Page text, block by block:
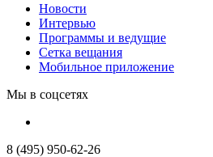
Новости
Интервью
Программы и ведущие
Сетка вещания
Мобильное приложение
Мы в соцсетях
8 (495) 950-62-26